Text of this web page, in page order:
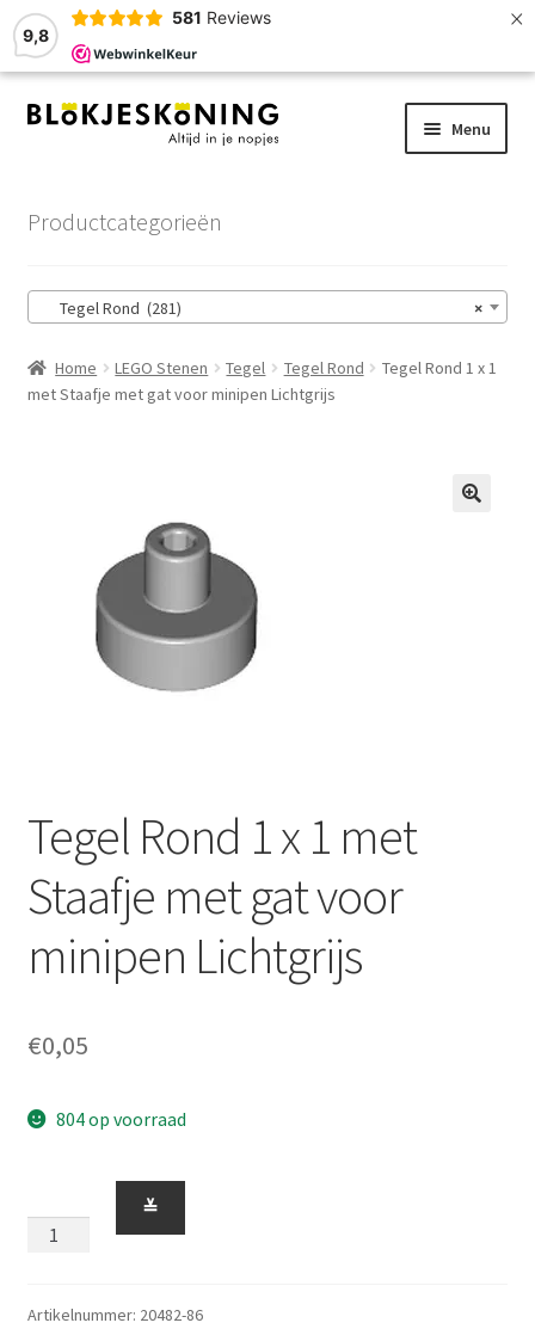
9,8
581 Reviews ×
Ga
Ga
Menu
Winkelmand
Afrekenen
Productcategorieën
×
Tegel Rond (281)
Home LEGO Stenen Tegel Tegel Rond
Tegel Rond 1 x 1
met Staafje met gat voor minipen Lichtgrijs
Tegel Rond 1 x 1 met
Staafje met gat voor
minipen Lichtgrijs
€0,05
804 op voorraad
Rond
1
≚
Artikelnummer: 20482-86